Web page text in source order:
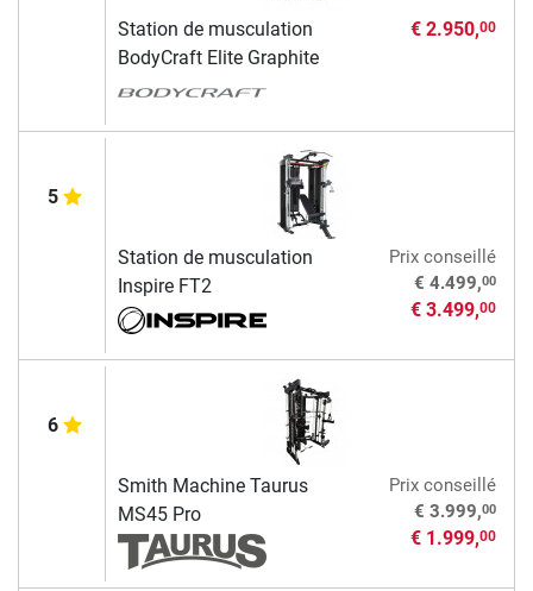
Station de musculation
BodyCraft Elite Graphite
€ 2.950,00
5
Station de musculation
Inspire FT2
Prix conseillé
€ 4.499,00
€ 3.499,00
6
Smith Machine Taurus
MS45 Pro
Prix conseillé
€ 3.999,00
€ 1.999,00